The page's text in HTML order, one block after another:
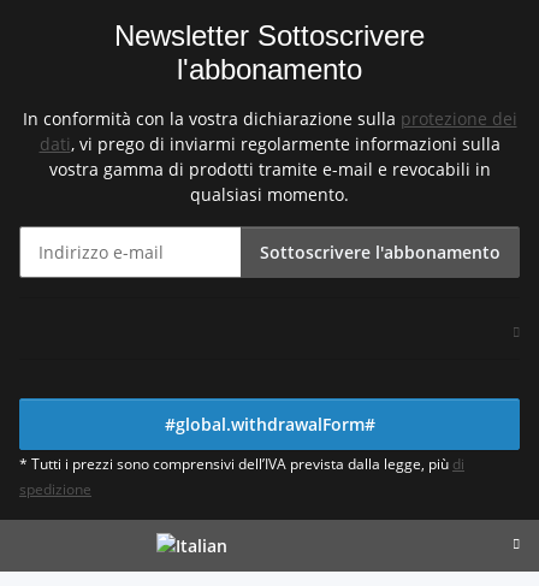
Newsletter Sottoscrivere
l'abbonamento
In conformità con la vostra dichiarazione sulla protezione dei
dati, vi prego di inviarmi regolarmente informazioni sulla
vostra gamma di prodotti tramite e-mail e revocabili in
qualsiasi momento.
Sottoscrivere l'abbonamento
#global.withdrawalForm#
* Tutti i prezzi sono comprensivi dell’IVA prevista dalla legge, più di
spedizione